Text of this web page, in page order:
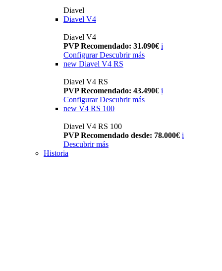
Diavel
Diavel V4
Diavel V4
PVP Recomendado: 31.090€ i
Configurar Descubrir más
new Diavel V4 RS
Diavel V4 RS
PVP Recomendado: 43.490€ i
Configurar Descubrir más
new V4 RS 100
Diavel V4 RS 100
PVP Recomendado desde: 78.000€ i
Descubrir más
Historia